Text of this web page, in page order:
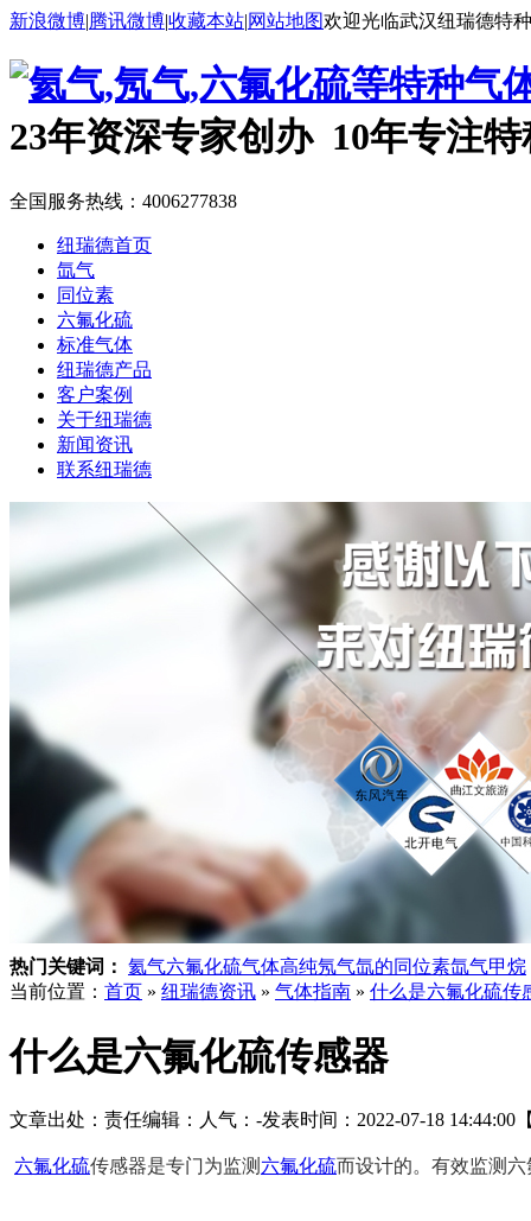
新浪微博|腾讯微博|收藏本站|网站地图欢迎光临武汉纽瑞德特
23年资深专家创办 10年专注
全国服务热线： 4006277838
纽瑞德首页
氙气
同位素
六氟化硫
标准气体
纽瑞德产品
客户案例
关于纽瑞德
新闻资讯
联系纽瑞德
热门关键词： 氦气六氟化硫气体高纯氖气氙的同位素氙气甲烷
当前位置： 首页 » 纽瑞德资讯 » 气体指南 » 什么是六氟化硫传
什么是六氟化硫传感器
文章出处： 责任编辑： 人气： -发表时间：2022-07-18 14:44:00
六氟化硫传感器是专门为监测六氟化硫而设计的。有效监测